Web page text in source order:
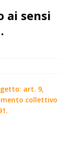
ai sensi
art. 9,
collettivo